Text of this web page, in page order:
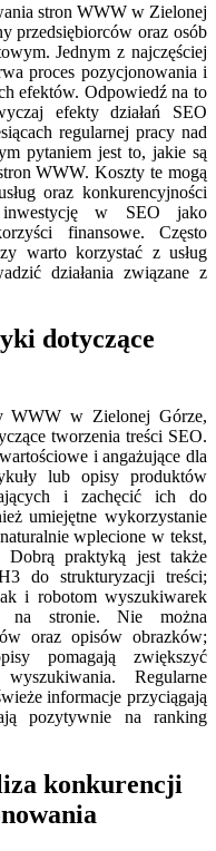
stron WWW w Zielonej
przedsiębiorców oraz osób
Jednym z najczęściej
proces pozycjonowania i
efektów. Odpowiedź na to
efekty działań SEO
regularnej pracy nad
pytaniem jest to, jakie są
WWW. Koszty te mogą
oraz konkurencyjności
w SEO jako
finansowe. Często
warto korzystać z usług
działania związane z
dotyczące
WWW w Zielonej Górze,
tworzenia treści SEO.
i angażujące dla
lub opisy produktów
i zachęcić ich do
umiejętne wykorzystanie
wplecione w tekst,
praktyką jest także
do strukturyzacji treści;
i robotom wyszukiwarek
na stronie. Nie można
oraz opisów obrazków;
pomagają zwiększyć
Regularne
informacje przyciągają
pozytywnie na ranking
konkurencji